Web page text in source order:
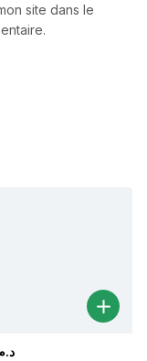
site dans le